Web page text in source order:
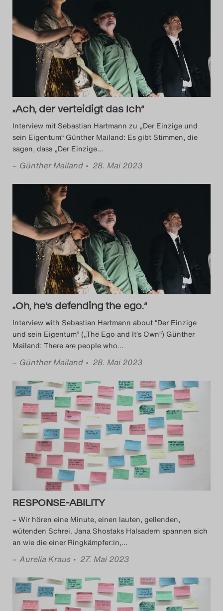
„Ach, der verteidigt das Ich“
Interview mit Sebastian Hartmann zu „Der Einzige und
sein Eigentum“ Günther Mailand: Es gibt Stimmen, die
sagen, dass „Der Einzige…
– Günther Mailand • 28. Mai 2023
„Oh, he’s defending the ego.“
Interview with Sebastian Hartmann about “Der Einzige
und sein Eigentum” („The Ego and It’s Own“) Günther
Mailand: There are people who…
– Günther Mailand • 28. Mai 2023
RESPONSE-ABILITY
– Wir hören eine Minute, einen lauten, gellenden,
wütenden Schrei. Jana Shostaks Halsadern spannen sich
an wie die einer Ringkämpfer:in,…
– Aurelia Kraus • 27. Mai 2023